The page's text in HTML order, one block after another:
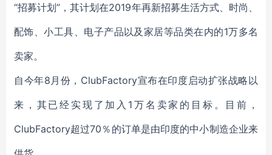
“招募计划”，其计划在2019年再新招募生活方式、时尚、
配饰、小工具、电子产品以及家居等品类在内的1万多名
卖家。
自今年8月份，ClubFactory宣布在印度启动扩张战略以
来，其已经实现了加入1万名卖家的目标。目前，
ClubFactory超过70％的订单是由印度的中小制造企业来